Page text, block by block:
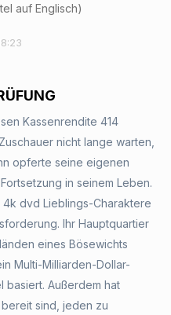
auf Englisch)
Kassenrendite 414
nicht lange warten,
opferte seine eigenen
in seinem Leben.
4k dvd Lieblings-Charaktere
Ihr Hauptquartier
eines Bösewichts
Multi-Milliarden-Dollar-
basiert. Außerdem hat
sind, jeden zu